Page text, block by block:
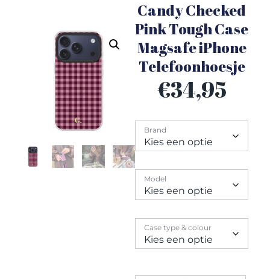
Collecties
Contact
Candy Checked
Pink Tough Case
Magsafe iPhone
Telefoonhoesje
€34,95
Brand
Model
Case type & colour